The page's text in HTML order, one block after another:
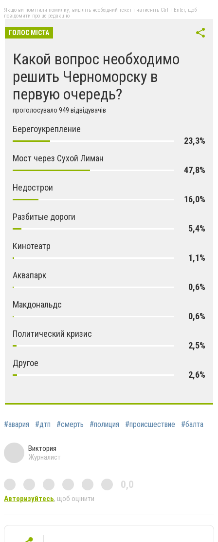
Якщо ви помітили помилку, виділіть необхідний текст і натисніть Ctrl + Enter, щоб
повідомити про це редакцію
ГОЛОС МІСТА
Какой вопрос необходимо
решить Черноморску в
первую очередь?
проголосувало 949 відвідувачів
Берегоукрепление
23,3%
Мост через Сухой Лиман
47,8%
Недострои
16,0%
Разбитые дороги
5,4%
Кинотеатр
1,1%
Аквапарк
0,6%
Макдональдс
0,6%
Политический кризис
2,5%
Другое
2,6%
#авария #дтп #смерть #полиция #происшествие #балта
Виктория
Журналист
0,0
Авторизуйтесь, щоб оцінити